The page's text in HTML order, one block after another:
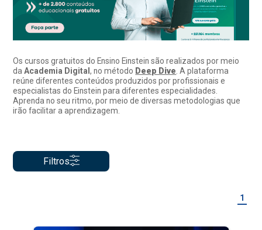
Os cursos gratuitos do Ensino Einstein são realizados por meio
daAcademia Digital, no método Deep Dive. A plataforma
reúne diferentes conteúdos produzidos por profissionais e
especialistas do Einstein para diferentes especialidades.
Aprenda no seu ritmo, por meio de diversas metodologias que
irão facilitar a aprendizagem.
Filtros
1